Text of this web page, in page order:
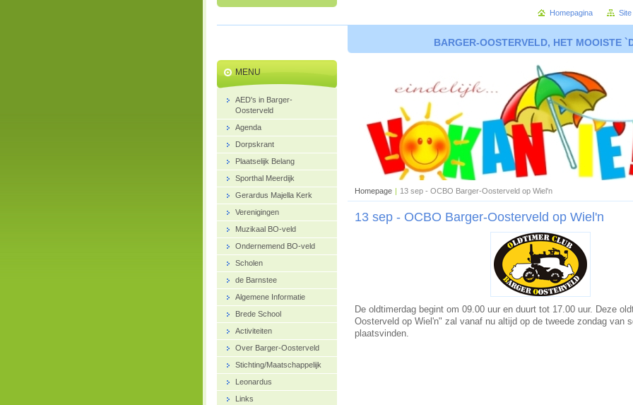
BARGER-OOSTERVELD, HET MOOISTE
Homepage | 13 sep - OCBO Barger-Oosterveld op Wiel'n
13 sep - OCBO Barger-Oosterveld op Wiel'n
De oldtimerdag begint om 09.00 uur en duurt tot 17.00 uur. Deze
Oosterveld op Wiel'n" zal vanaf nu altijd op de tweede zondag van
plaatsvinden.
MENU
AED's in Barger-
Oosterveld
Agenda
Dorpskrant
Plaatselijk Belang
Sporthal Meerdijk
Gerardus Majella Kerk
Verenigingen
Muzikaal BO-veld
Ondernemend BO-veld
Scholen
de Barnstee
Algemene Informatie
Brede School
Activiteiten
Over Barger-Oosterveld
Stichting/Maatschappelijk
Leonardus
Links
Homepagina